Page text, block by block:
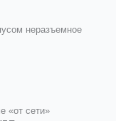
неразъемное
«от сети»